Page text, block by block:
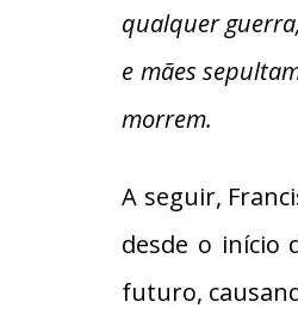
qualquer
e mães
morrem.
A seguir,
desde o início
futuro,